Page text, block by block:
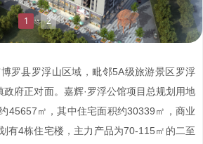
罗县罗浮山区域，毗邻5A级旅游景区罗浮
府正对面。嘉辉·罗浮公馆项目总规划用地
45657㎡，其中住宅面积约30339㎡，商业
有4栋住宅楼，主力产品为70-115㎡的二至
1 2